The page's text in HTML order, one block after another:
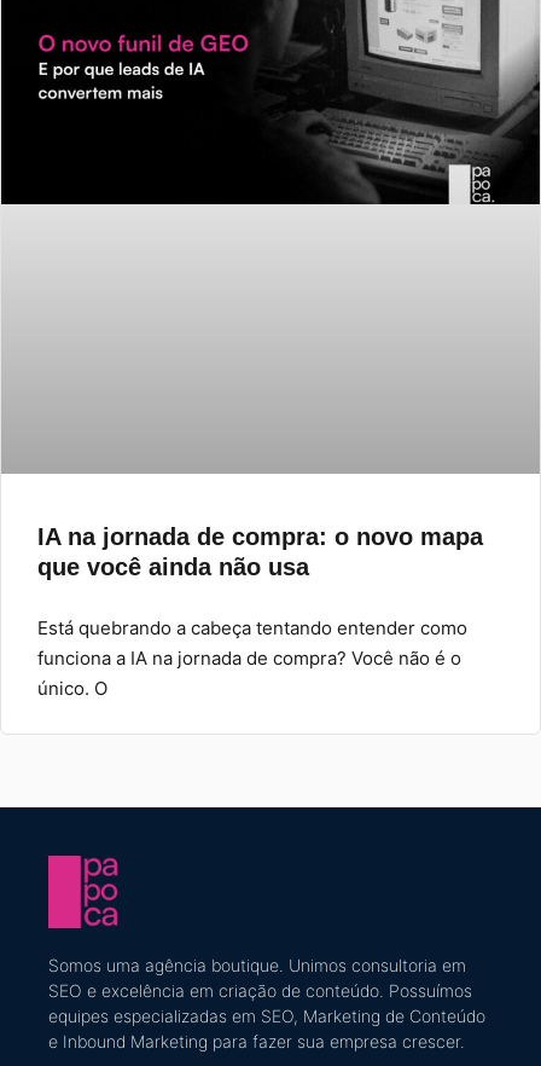
IA na jornada de compra: o novo mapa
que você ainda não usa
Está quebrando a cabeça tentando entender como
funciona a IA na jornada de compra? Você não é o
único. O
Somos uma agência boutique. Unimos consultoria em
SEO e excelência em criação de conteúdo​. Possuímos
equipes especializadas em SEO, Marketing de Conteúdo
e Inbound Marketing para fazer sua empresa crescer.